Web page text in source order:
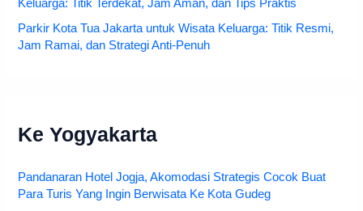
Keluarga: Titik Terdekat, Jam Aman, dan Tips Praktis
Parkir Kota Tua Jakarta untuk Wisata Keluarga: Titik Resmi,
Jam Ramai, dan Strategi Anti-Penuh
Ke Yogyakarta
Pandanaran Hotel Jogja, Akomodasi Strategis Cocok Buat
Para Turis Yang Ingin Berwisata Ke Kota Gudeg